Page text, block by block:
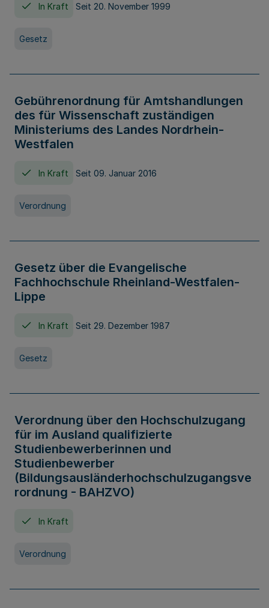
In Kraft Seit 20. November 1999
Gesetz
Gebührenordnung für Amtshandlungen
des für Wissenschaft zuständigen
Ministeriums des Landes Nordrhein-
Westfalen
In Kraft Seit 09. Januar 2016
Verordnung
Gesetz über die Evangelische
Fachhochschule Rheinland-Westfalen-
Lippe
In Kraft Seit 29. Dezember 1987
Gesetz
Verordnung über den Hochschulzugang
für im Ausland qualifizierte
Studienbewerberinnen und
Studienbewerber
(Bildungsausländerhochschulzugangsve
rordnung - BAHZVO)
In Kraft
Verordnung